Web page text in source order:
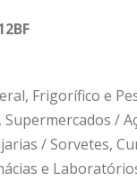
Frigorífico e
Supermercados /
/ Sorvetes,
e